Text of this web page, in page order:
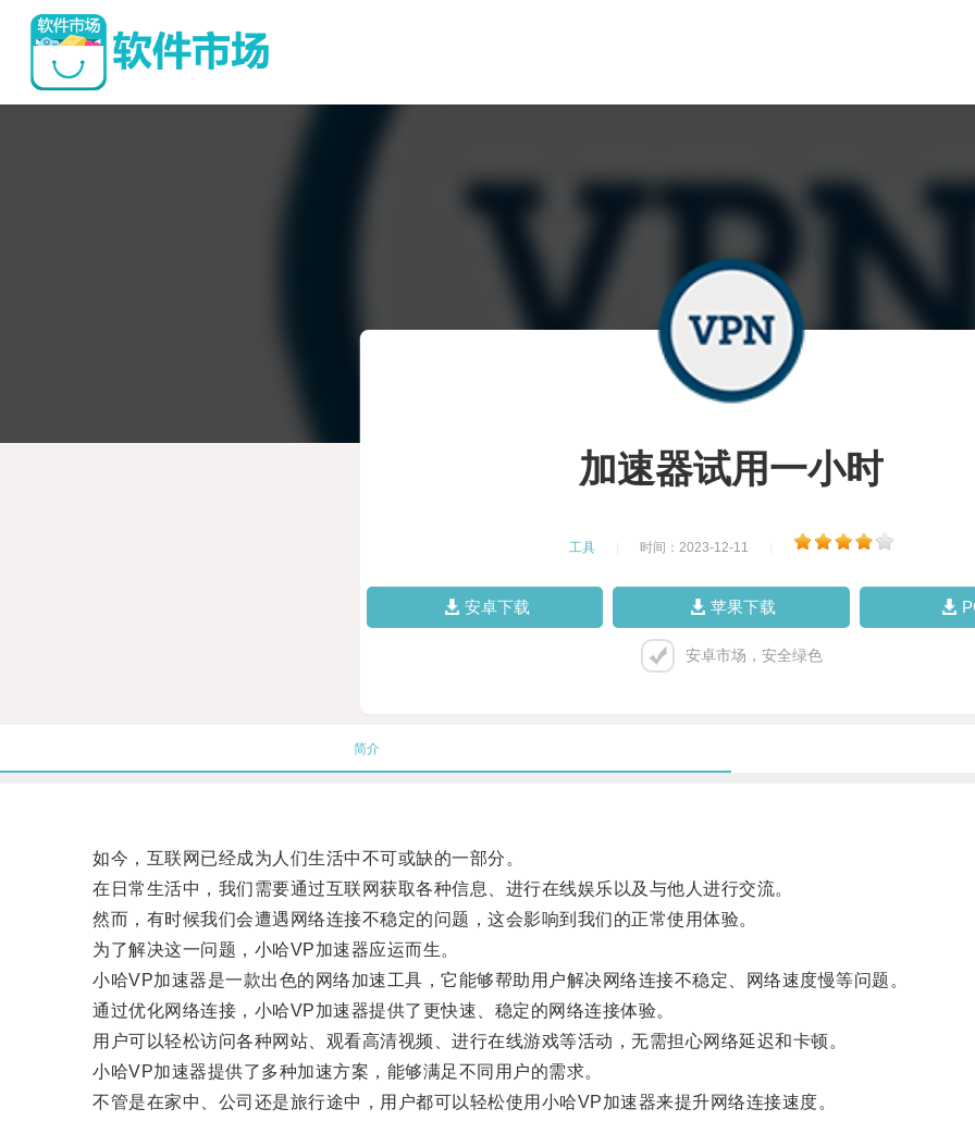
加速器试用一小时
工具 时间：2023-12-11
安卓下载 苹果下载
安卓市场，安全绿色
简介
如今，互联网已经成为人们生活中不可或缺的一部分。
在日常生活中，我们需要通过互联网获取各种信息、进行在线娱乐以及与他人进行交流。
然而，有时候我们会遭遇网络连接不稳定的问题，这会影响到我们的正常使用体验。
为了解决这一问题，小哈VP加速器应运而生。
小哈VP加速器是一款出色的网络加速工具，它能够帮助用户解决网络连接不稳定、网络速度慢等问题。
通过优化网络连接，小哈VP加速器提供了更快速、稳定的网络连接体验。
用户可以轻松访问各种网站、观看高清视频、进行在线游戏等活动，无需担心网络延迟和卡顿。
小哈VP加速器提供了多种加速方案，能够满足不同用户的需求。
不管是在家中、公司还是旅行途中，用户都可以轻松使用小哈VP加速器来提升网络连接速度。